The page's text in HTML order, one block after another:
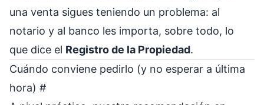
una venta sigues teniendo un problema: al
notario y al banco les importa, sobre todo, lo
que dice el Registro de la Propiedad.
Cuándo conviene pedirlo (y no esperar a última
hora) #